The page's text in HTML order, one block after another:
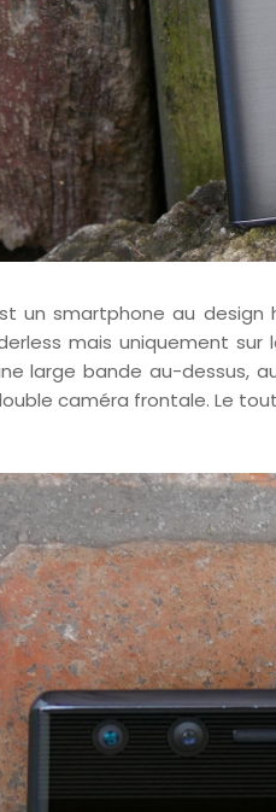
un smartphone au design
mais uniquement sur
large bande au-dessus,
caméra frontale. Le